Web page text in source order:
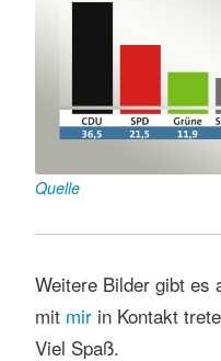
Quelle
Weitere Bilder gibt es
mit mirin Kontakt
Viel Spaß.